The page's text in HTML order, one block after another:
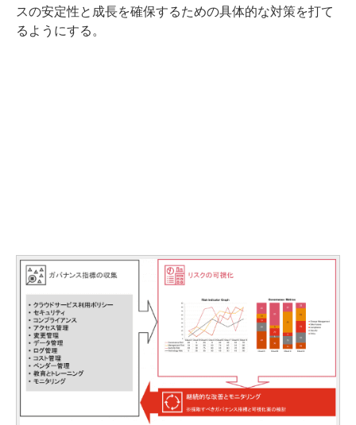
スの安定性と成長を確保するための具体的な対策を打て
るようにする。